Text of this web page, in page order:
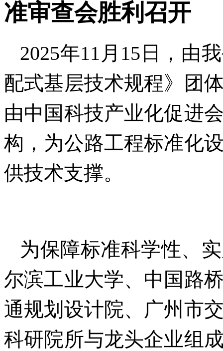
准审查会胜利召开
2025年11月15日，由
配式基层技术规程》团
由中国科技产业化促进
构，为公路工程标准化
供技术支撑。
为保障标准科学性、
尔滨工业大学、中国路
通规划设计院、广州市
科研院所与龙头企业组